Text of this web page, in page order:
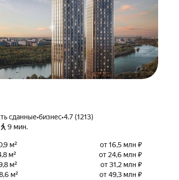
сданные•бизнес•4.7 (1213)
9 мин.
м²
от 16,5 млн ₽
м²
от 24,6 млн ₽
м²
от 31,2 млн ₽
м²
от 49,3 млн ₽